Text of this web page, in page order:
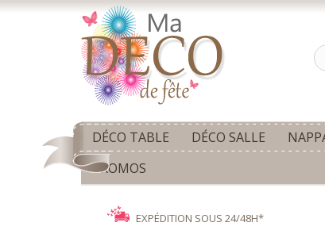
DÉCO TABLE DÉCO SALLE
PROMOS
EXPÉDITION SOUS 24/48H*